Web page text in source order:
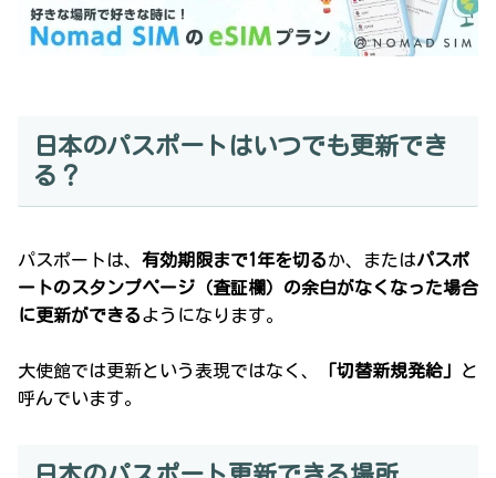
日本のパスポートはいつでも更新でき
る？
パスポートは、 有効期限まで1年を切るか、またはパスポ
ートのスタンプページ（査証欄）の余白がなくなった場合
に更新ができるようになります。
大使館では更新という表現ではなく、 「切替新規発給」
と
呼んでいます。